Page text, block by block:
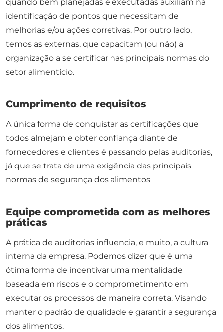
quando bem planejadas e executadas auxiliam na
identificação de pontos que necessitam de
melhorias e/ou ações corretivas. Por outro lado,
temos as externas, que capacitam (ou não) a
organização a se certificar nas principais normas do
setor alimentício.
Cumprimento de requisitos
A única forma de conquistar as certificações que
todos almejam e obter confiança diante de
fornecedores e clientes é passando pelas auditorias,
já que se trata de uma exigência das principais
normas de segurança dos alimentos
Equipe comprometida com as melhores
práticas
A prática de auditorias influencia, e muito, a cultura
interna da empresa. Podemos dizer que é uma
ótima forma de incentivar uma mentalidade
baseada em riscos e o comprometimento em
executar os processos de maneira correta. Visando
manter o padrão de qualidade e garantir a segurança
dos alimentos.